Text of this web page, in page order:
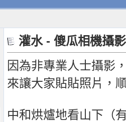
灌水 - 傻瓜相機攝
因為非專業人士攝影
來讓大家貼貼照片，
中和烘爐地看山下（